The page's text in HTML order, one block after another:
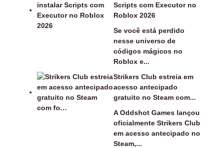
Scripts com Executor no
Roblox 2026
Se você está perdido
nesse universo de
códigos mágicos no
Roblox e...
Strikers Club estreia em
acesso antecipado
gratuito no Steam com...
A Oddshot Games lançou
oficialmente Strikers Club
em acesso antecipado no
Steam,...